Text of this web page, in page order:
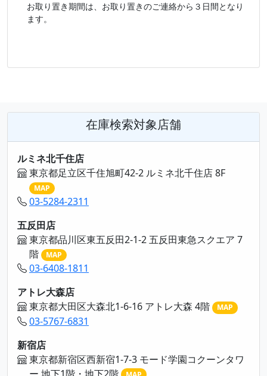
お取り置き期間は、お取り置きのご連絡から３日間となり
ます。
在庫検索対象店舗
ルミネ北千住店
東京都足立区千住旭町42-2 ルミネ北千住店 8F
MAP
03-5284-2311
五反田店
東京都品川区東五反田2-1-2 五反田東急スクエア 7
階
MAP
03-6408-1811
アトレ大森店
東京都大田区大森北1-6-16 アトレ大森 4階
MAP
03-5767-6831
新宿店
東京都新宿区西新宿1-7-3 モード学園コクーンタワ
ー 地下1階・地下2階